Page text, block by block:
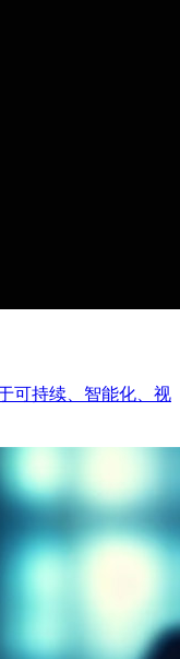
可持续、智能化、视